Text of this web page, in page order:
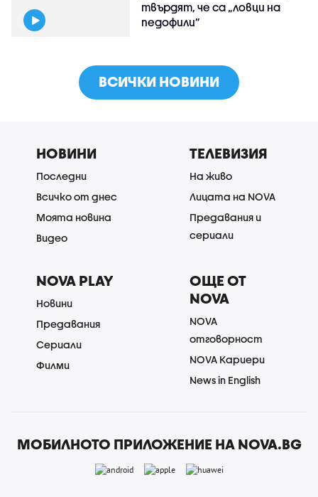
твърдят, че са „ловци на
педофили”
ВСИЧКИ НОВИНИ
НОВИНИ
Последни
Всичко от днес
Моята новина
Видео
ТЕЛЕВИЗИЯ
На живо
Лицата на NOVA
Предавания и
сериали
NOVA PLAY
Новини
Предавания
Сериали
Филми
ОЩЕ ОТ
NOVA
NOVA
отговорност
NOVA Кариери
News in English
МОБИЛНОТО ПРИЛОЖЕНИЕ НА NOVA.BG